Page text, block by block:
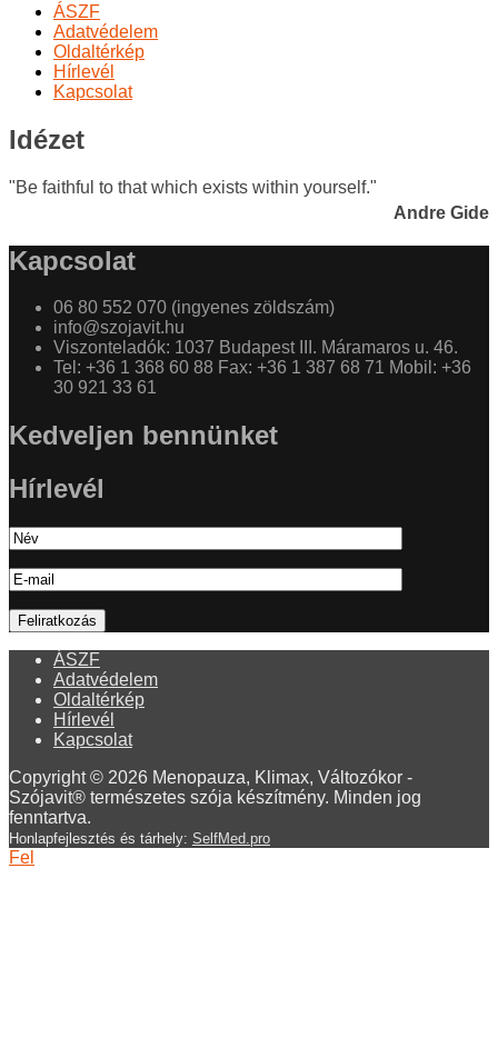
ÁSZF
Adatvédelem
Oldaltérkép
Hírlevél
Kapcsolat
Idézet
"Be faithful to that which exists within yourself."
Andre Gide
Kapcsolat
06 80 552 070 (ingyenes zöldszám)
info@szojavit.hu
Viszonteladók: 1037 Budapest III. Máramaros u. 46.
Tel: +36 1 368 60 88 Fax: +36 1 387 68 71 Mobil: +36
30 921 33 61
Kedveljen bennünket
Hírlevél
ÁSZF
Adatvédelem
Oldaltérkép
Hírlevél
Kapcsolat
Copyright © 2026 Menopauza, Klimax, Változókor -
Szójavit® természetes szója készítmény. Minden jog
fenntartva.
Honlapfejlesztés és tárhely: SelfMed.pro
Fel